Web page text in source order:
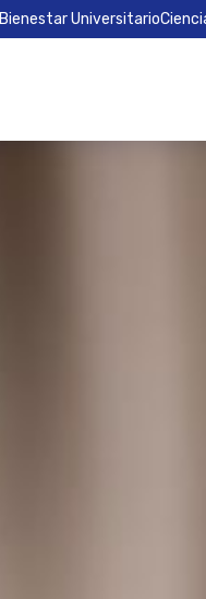
Bienestar Universitario